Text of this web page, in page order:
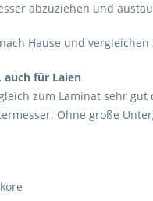
abzuziehen und
Hause und
auch für Laien
zum Laminat sehr
Ohne große